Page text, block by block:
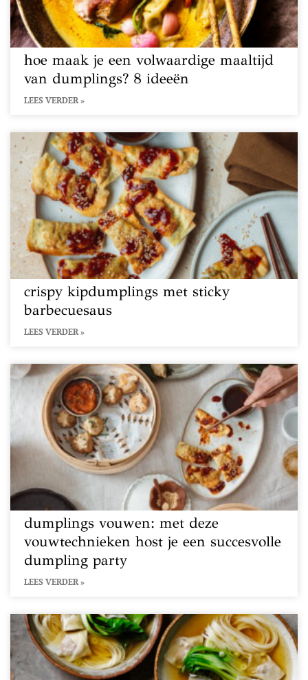
hoe maak je een volwaardige maaltijd
van dumplings? 8 ideeën
LEES VERDER »
crispy kipdumplings met sticky
barbecuesaus
LEES VERDER »
dumplings vouwen: met deze
vouwtechnieken host je een succesvolle
dumpling party
LEES VERDER »